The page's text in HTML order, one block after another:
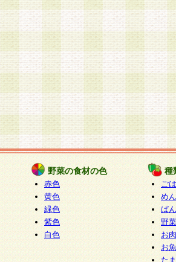
野菜の食材の色
赤色
黄色
緑色
紫色
白色
種
ご
めん
ぱん
野
お
お
た